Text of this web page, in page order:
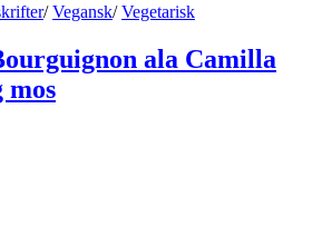
/ Vegansk/ Vegetarisk
ala Camilla
mos